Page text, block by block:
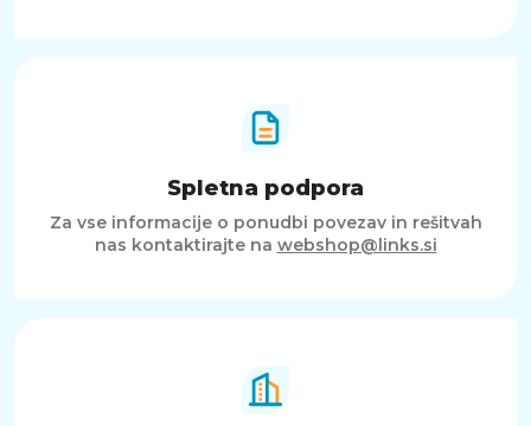
Spletna podpora
Za vse informacije o ponudbi povezav in rešitvah
nas kontaktirajte na webshop@links.si